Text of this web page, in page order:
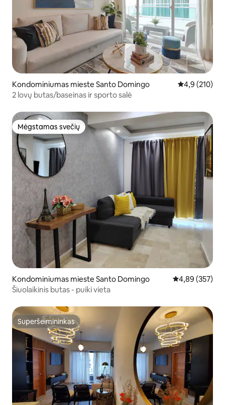
Kondominiumas mieste Santo Domingo Vidutinis
4,9 (210)
2 lovų butas/baseinas ir sporto salė
Mėgstamas svečių
Mėgstamas svečių
Kondominiumas mieste Santo Domingo Vidutinis
4,89 (357)
Šiuolaikinis butas - puiki vieta
Superšeimininkas
Superšeimininkas